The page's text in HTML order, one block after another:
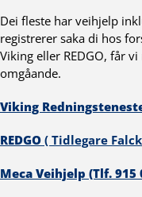
Dei fleste har veihjelp
registrerer saka di hos
Viking eller REDGO, får
omgåande.
Viking
REDGO ( Tidlegare
Meca Veihjelp (Tlf. 915